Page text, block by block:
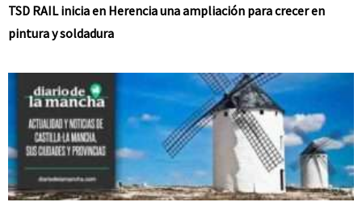
TSD RAIL inicia en Herencia una ampliación para crecer en
pintura y soldadura